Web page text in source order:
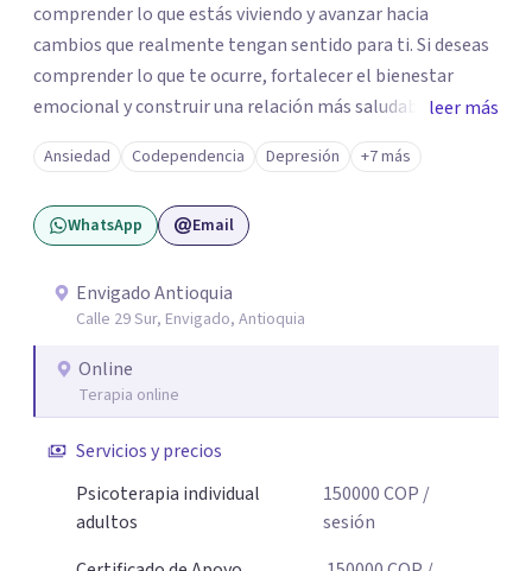
comprender lo que estás viviendo y avanzar hacia
cambios que realmente tengan sentido para ti. Si deseas
comprender lo que te ocurre, fortalecer el bienestar
emocional y construir una relación más saludable
contigo mismo y con los demás y sientes que este puede
ser un buen momento para empezar, estaré dispuesta a
acompañarte en ese proceso.
leer más
Ansiedad Codependencia Depresión +7 más
WhatsApp Email
Envigado Antioquia
Calle 29 Sur, Envigado, Antioquia
Online
Terapia online
Servicios y precios
Psicoterapia individual
adultos
150000COP /
sesión